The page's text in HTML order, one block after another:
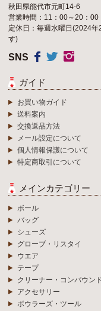
秋田県能代市元町14-6
営業時間：11：00～20：00
定休日：毎週水曜日(2024
す)
SNS
ガイド
お買い物ガイド
送料案内
交換返品方法
メール設定について
個人情報保護について
特定商取引について
メインカテゴリー
ボール
バッグ
シューズ
グローブ・リスタイ
ウエア
テープ
クリーナー・コンパウン
アクセサリー
ボウラーズ・ツール